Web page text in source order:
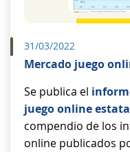
31/03/2022
Mercado juego
Se publica el
juego online
compendio de los
online publicados